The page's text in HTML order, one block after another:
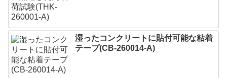
湿ったコンクリートに貼付可能な粘着
テープ(CB-260014-A)